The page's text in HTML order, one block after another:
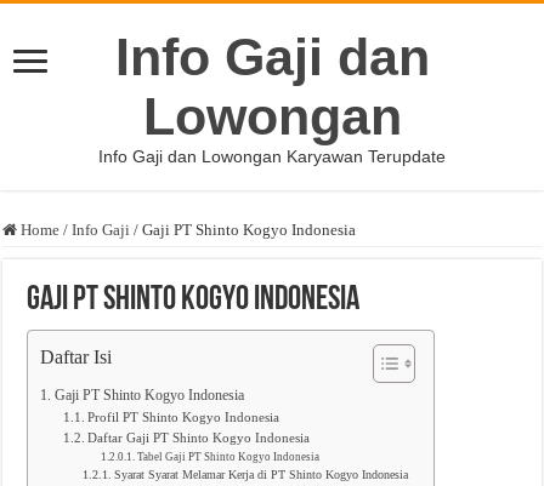
Info Gaji dan
Lowongan
Info Gaji dan Lowongan Karyawan Terupdate
Home / Info Gaji / Gaji PT Shinto Kogyo Indonesia
Gaji PT Shinto Kogyo Indonesia
Daftar Isi
Gaji PT Shinto Kogyo Indonesia
Profil PT Shinto Kogyo Indonesia
Daftar Gaji PT Shinto Kogyo Indonesia
Tabel Gaji PT Shinto Kogyo Indonesia
Syarat Syarat Melamar Kerja di PT Shinto Kogyo Indonesia